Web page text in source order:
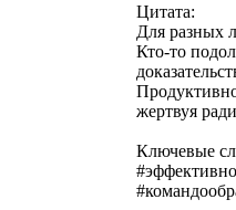
Цитата:
Для разных
Кто-то
жертвуя
Ключевые